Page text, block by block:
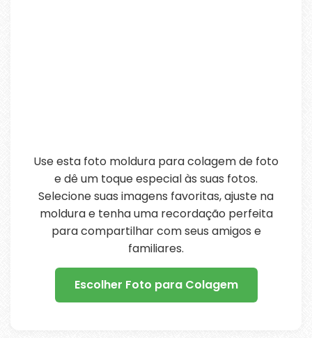
Use esta foto moldura para colagem de foto
e dê um toque especial às suas fotos.
Selecione suas imagens favoritas, ajuste na
moldura e tenha uma recordação perfeita
para compartilhar com seus amigos e
familiares.
Escolher Foto para Colagem